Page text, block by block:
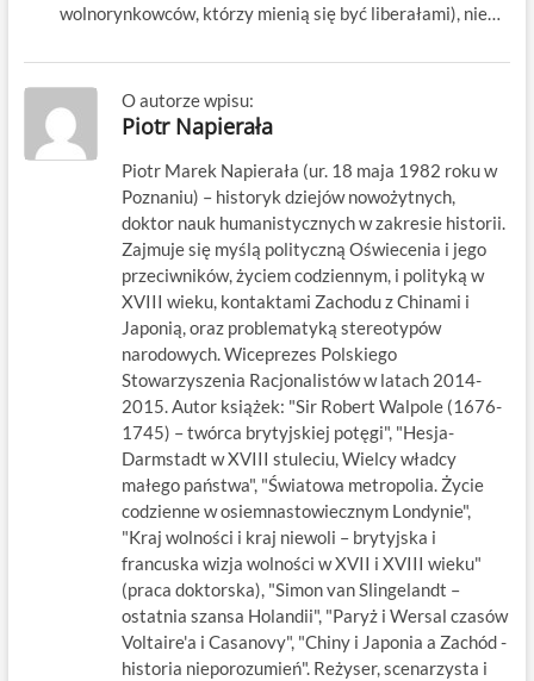
wolnorynkowców, którzy mienią się być liberałami), nie…
O autorze wpisu:
Piotr Napierała
Piotr Marek Napierała (ur. 18 maja 1982 roku w
Poznaniu) – historyk dziejów nowożytnych,
doktor nauk humanistycznych w zakresie historii.
Zajmuje się myślą polityczną Oświecenia i jego
przeciwników, życiem codziennym, i polityką w
XVIII wieku, kontaktami Zachodu z Chinami i
Japonią, oraz problematyką stereotypów
narodowych. Wiceprezes Polskiego
Stowarzyszenia Racjonalistów w latach 2014-
2015. Autor książek: "Sir Robert Walpole (1676-
1745) – twórca brytyjskiej potęgi", "Hesja-
Darmstadt w XVIII stuleciu, Wielcy władcy
małego państwa", "Światowa metropolia. Życie
codzienne w osiemnastowiecznym Londynie",
"Kraj wolności i kraj niewoli – brytyjska i
francuska wizja wolności w XVII i XVIII wieku"
(praca doktorska), "Simon van Slingelandt –
ostatnia szansa Holandii", "Paryż i Wersal czasów
Voltaire'a i Casanovy", "Chiny i Japonia a Zachód -
historia nieporozumień". Reżyser, scenarzysta i